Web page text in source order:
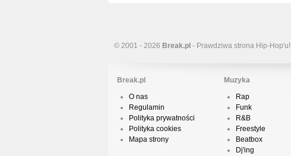
© 2001 - 2026 Break.pl - Prawdziwa strona Hip-Hop'u!
Break.pl
O nas
Regulamin
Polityka prywatności
Polityka cookies
Mapa strony
Muzyka
Rap
Funk
R&B
Freestyle
Beatbox
Dj'ing